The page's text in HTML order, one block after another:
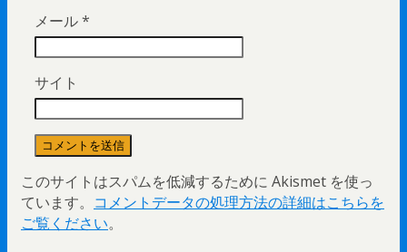
メール*
サイト
このサイトはスパムを低減するために Akismet を使っ
ています。 コメントデータの処理方法の詳細はこちらを
ご覧ください。